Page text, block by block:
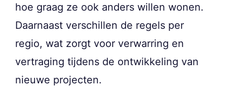
hoe graag ze ook anders willen wonen.
Daarnaast verschillen de regels per
regio, wat zorgt voor verwarring en
vertraging tijdens de ontwikkeling van
nieuwe projecten.